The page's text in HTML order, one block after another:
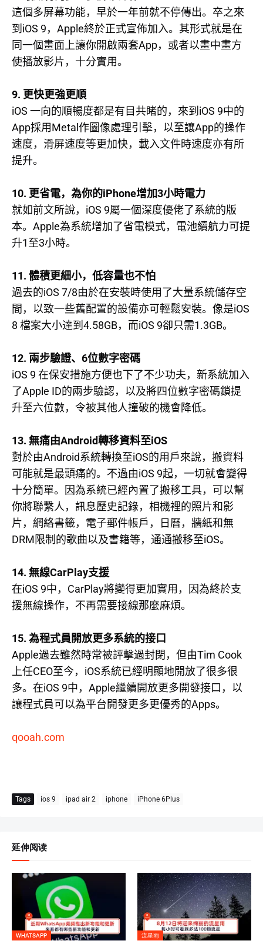
這個多屏幕功能，早於一年前就不停傳出。卒之來
到 iOS 9 ， Apple終於正式宣佈加入。其形式就是在
同一個畫面上讓你開啟兩套App，或者以畫中畫方
使播放影片，十分實用。
9. 更快更強更順
iOS 一向的順暢度都是有目共睹的，來到 iOS 9中的
App採用 Metal 作圖像處理引擊，以至讓App的操作
速度，滑屏速度等更加快，載入文件時速度亦有所
提升。
10. 更省電，為你的iPhone增加3小時電力
就如前文所說， iOS 9屬一個深度優佬了系統的版
本。 Apple為系統增加了省電模式，電池續航力可提
升1 至3小時。
11. 體積更細小，低容量也不怕
過去的iOS 7/8由於在安裝時使用了大量系統儲存空
間，以致一些舊配置的設備亦可輕鬆安裝。像是iOS
8 檔案大小達到 4.58GB，而iOS 9卻只需1.3GB。
12. 兩步驗證、 6位數字密碼
iOS 9 在保安措施方便也下了不少功夫，新系統加入
了Apple ID的兩步驗認，以及將四位數字密碼鎖提
升至六位數，令被其他人撞破的機會降低。
13. 無痛由Android轉移資料至iOS
對於由Android系統轉換至iOS的用戶來說，搬資料
可能就是最頭痛的。不過由iOS 9起，一切就會變得
十分簡單。因為系統已經內置了搬移工具，可以幫
你將聯繫人，訊息歷史記錄，相機裡的照片和影
片，網絡書籤，電子郵件帳戶，日曆，牆紙和無
DRM 限制的歌曲以及書籍等，通通搬移至iOS。
14. 無線CarPlay支援
在iOS 9中， CarPlay將變得更加實用，因為終於支
援無線操作，不再需要接線那麼麻煩。
15. 為程式員開放更多系統的接口
Apple過去雖然時常被評擊過封閉，但由Tim Cook
上任CEO至今， iOS系統已經明顯地開放了很多很
多。在iOS 9中， Apple繼續開放更多開發接口，以
讓程式員可以為平台開發更多更優秀的Apps。
qooah.com
Tags ios 9 ipad air 2 iphone iPhone 6Plus
延伸阅读
WHATSAPP 流星雨